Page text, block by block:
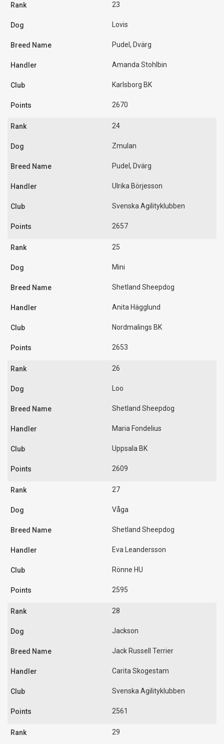
23
Lovis
Pudel, Dvärg
Amanda Stohlbin
Karlsborg BK
2670
24
Zmulan
Pudel, Dvärg
Ulrika Börjesson
Svenska Agilityklubben
2657
25
Mini
Shetland Sheepdog
Anita Hägglund
Nordmalings BK
2653
26
Loo
Shetland Sheepdog
Maria Fondelius
Uppsala BK
2609
27
Våga
Shetland Sheepdog
Eva Leandersson
Rönne HU
2595
28
Jackson
Jack Russell Terrier
Carita Skogestam
Svenska Agilityklubben
2561
29